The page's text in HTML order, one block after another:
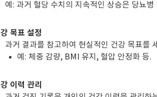
예: 과거 혈당 수치의 지속적인 상승은 당뇨
목표 설정
과거 결과를 참고하여 현실적인 건강 목표를
예: 체중 감량, BMI 유지, 혈압 안정화 등.
이력 관리